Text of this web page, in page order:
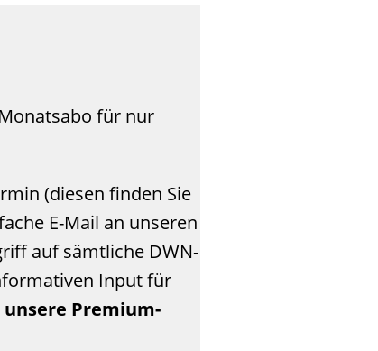
für nur
(diesen finden Sie
E-Mail an unseren
auf sämtliche DWN-
Input für
Premium-